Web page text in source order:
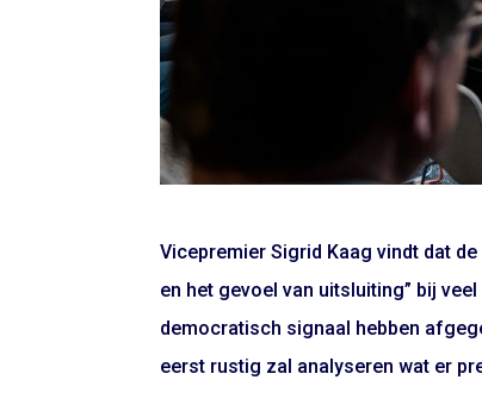
Vicepremier Sigrid Kaag vindt dat
en het gevoel van uitsluiting” bij
democratisch signaal hebben
eerst rustig zal analyseren wat er